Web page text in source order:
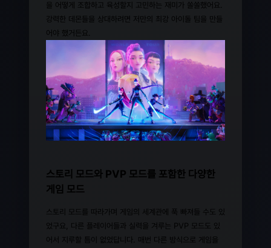
을 어떻게 조합하고 육성할지 고민하는 재미가 쏠쏠했어요.
강력한 데몬들을 상대하려면 저만의 최강 아이돌 팀을 만들
어야 했거든요.
스토리 모드와 PVP 모드를 포함한 다양한
게임 모드
스토리 모드를 따라가며 게임의 세계관에 푹 빠져들 수도 있
었구요, 다른 플레이어들과 실력을 겨루는 PVP 모드도 있
어서 지루할 틈이 없었답니다. 매번 다른 방식으로 게임을